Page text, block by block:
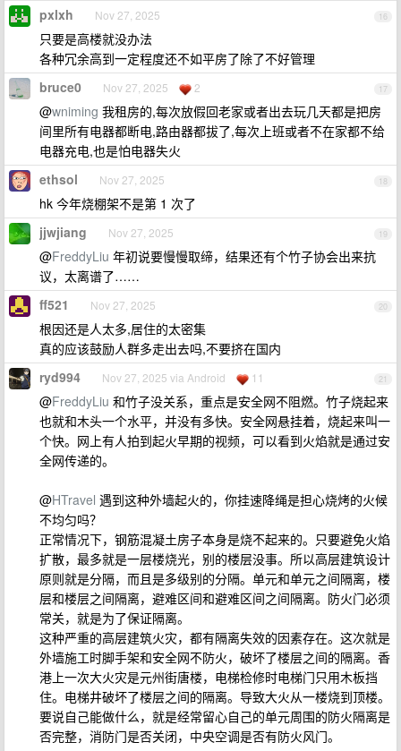
16
pxlxh Nov 27, 2025
只要是高楼就没办法
各种冗余高到一定程度还不如平房了除了不好管理
17
bruce0 Nov 27, 2025 2
@wniming 我租房的,每次放假回老家或者出去玩几天都是把房
间里所有电器都断电,路由器都拔了,每次上班或者不在家都不给
电器充电,也是怕电器失火
18
ethsol Nov 27, 2025
hk 今年烧棚架不是第 1 次了
19
jjwjiang Nov 27, 2025
@FreddyLiu 年初说要慢慢取缔，结果还有个竹子协会出来抗
议，太离谱了……
20
ff521 Nov 27, 2025
根因还是人太多,居住的太密集
真的应该鼓励人群多走出去吗,不要挤在国内
21
ryd994 Nov 27, 2025 via Android 11
@FreddyLiu 和竹子没关系，重点是安全网不阻燃。竹子烧起来
也就和木头一个水平，并没有多快。安全网悬挂着，烧起来叫一
个快。网上有人拍到起火早期的视频，可以看到火焰就是通过安
全网传递的。
@HTravel 遇到这种外墙起火的，你挂速降绳是担心烧烤的火候
不均匀吗？
正常情况下，钢筋混凝土房子本身是烧不起来的。只要避免火焰
扩散，最多就是一层楼烧光，别的楼层没事。所以高层建筑设计
原则就是分隔，而且是多级别的分隔。单元和单元之间隔离，楼
层和楼层之间隔离，避难区间和避难区间之间隔离。防火门必须
常关，就是为了保证隔离。
这种严重的高层建筑火灾，都有隔离失效的因素存在。这次就是
外墙施工时脚手架和安全网不防火，破坏了楼层之间的隔离。香
港上一次大火灾是元州街唐楼，电梯检修时电梯门只用木板挡
住。电梯井破坏了楼层之间的隔离。导致大火从一楼烧到顶楼。
要说自己能做什么，就是经常留心自己的单元周围的防火隔离是
否完整，消防门是否关闭，中央空调是否有防火风门。